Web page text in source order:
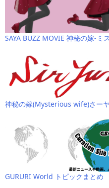
SAYA BUZZ MOVIE 神秘の嫁-ミ
神秘の嫁(Mysterious wife)さー
GURURI World トピックまとめ